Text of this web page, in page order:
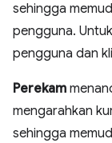
sehingga
pengguna.
pengguna dan
Perekam
mengarahkan
sehingga